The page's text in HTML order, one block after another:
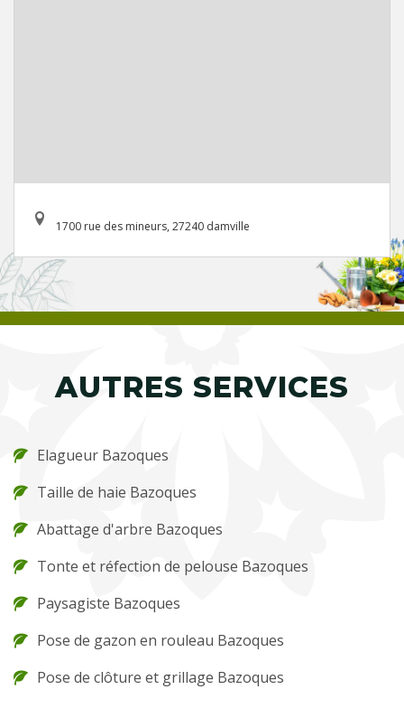
1700 rue des mineurs, 27240 damville
AUTRES SERVICES
Elagueur Bazoques
Taille de haie Bazoques
Abattage d'arbre Bazoques
Tonte et réfection de pelouse Bazoques
Paysagiste Bazoques
Pose de gazon en rouleau Bazoques
Pose de clôture et grillage Bazoques